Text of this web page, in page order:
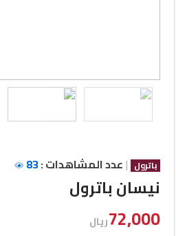
English
مستثمري
المعارض
باترول | عدد المشاهدات :83
نيسان باترول
72,000ريال